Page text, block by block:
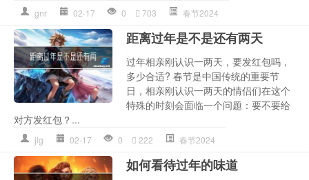
gnr 02-17 0 703 春节2024
距离过年是不是还有两天
过年相亲刚认识一两天，要发红包吗，
多少合适? 春节是中国传统的重要节
日，相亲刚认识一两天的情侣们在这个
特殊的时刻会面临一个问题：要不要给
对方发红包？...
jlg 02-17 0 222 春节2024
如何看待过年的味道